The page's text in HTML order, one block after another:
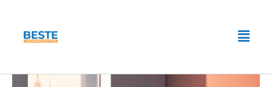
inhoud
Main
Menu